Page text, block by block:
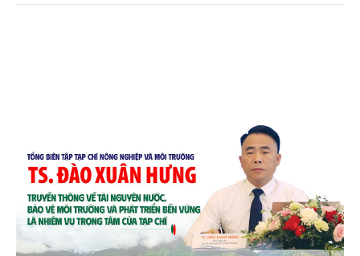
chén, dĩa... từ mo cau đã được thị trường trong nước